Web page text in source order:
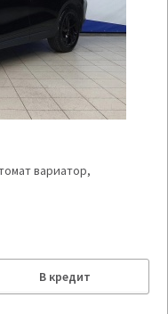
вариатор,
В кредит